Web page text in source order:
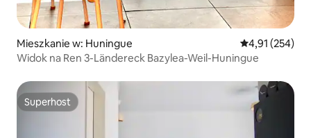
Mieszkanie w: Huningue Średnia
4,91 (254)
Widok na Ren 3-Ländereck Bazylea-Weil-Huningue
Superhost
Superhost